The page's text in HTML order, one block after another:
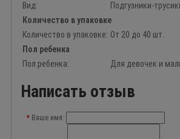
Вид:
Подгузники-
Количество в упаковке
Количество в упаковке: От 20 до 40 шт.
Пол ребенка
Пол ребенка:
Для девочек и
Написать отзыв
Ваше имя: